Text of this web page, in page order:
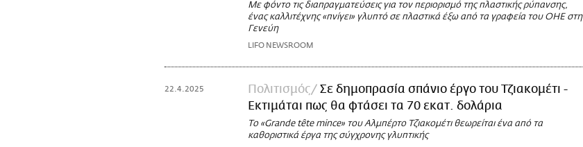
Με φόντο τις διαπραγματεύσεις για τον περιορισμό της πλαστικής ρύπανσης,
ένας καλλιτέχνης «πνίγει» γλυπτό σε πλαστικά έξω από τα γραφεία του ΟΗΕ στη
Γενεύη
LIFO NEWSROOM
22.4.2025 Πολιτισμός
Σε δημοπρασία σπάνιο έργο του Τζιακομέτι -
Εκτιμάται πως θα φτάσει τα 70 εκατ. δολάρια
Το «Grande tête mince» του Αλμπέρτο Τζιακομέτι θεωρείται ένα από τα
καθοριστικά έργα της σύγχρονης γλυπτικής